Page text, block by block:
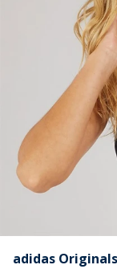
adidas Originals